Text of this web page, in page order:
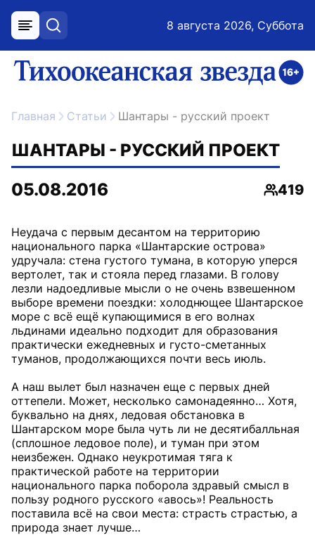
меню поиск 8 августа 2026, Суббота
ссылка на главную
Главная Статьи Шантары - русский проект
ШАНТАРЫ - РУССКИЙ ПРОЕКТ
05.08.2016
419
Неудача с первым десантом на территорию
национального парка «Шантарские острова»
удручала: стена густого тумана, в которую уперся
вертолет, так и стояла перед глазами. В голову
лезли надоедливые мысли о не очень взвешенном
выборе времени поездки: холоднющее Шантарское
море с всё ещё купающимися в его волнах
льдинами идеально подходит для образования
практически ежедневных и густо-сметанных
туманов, продолжающихся почти весь июль.
А наш вылет был назначен еще с первых дней
оттепели. Может, несколько самонадеянно… Хотя,
буквально на днях, ледовая обстановка в
Шантарском море была чуть ли не десятибалльная
(сплошное ледовое поле), и туман при этом
неизбежен. Однако неукротимая тяга к
практической работе на территории
национального парка поборола здравый смысл в
пользу родного русского «авось»! Реальность
поставила всё на свои места: страсть страстью, а
природа знает лучше…